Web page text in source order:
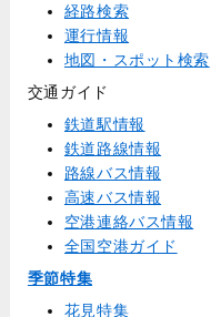
経路検索
運行情報
地図・スポット検索
交通ガイド
鉄道駅情報
鉄道路線情報
路線バス情報
高速バス情報
空港連絡バス情報
全国空港ガイド
季節特集
花見特集